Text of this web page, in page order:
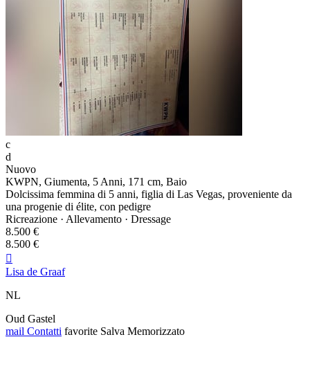
c
d
Nuovo
KWPN, Giumenta, 5 Anni, 171 cm, Baio
Dolcissima femmina di 5 anni, figlia di Las Vegas, proveniente da
una progenie di élite, con pedigre
Ricreazione · Allevamento · Dressage
8.500 €
8.500 €

Lisa de Graaf
NL
Oud Gastel
mail Contatti favorite Salva Memorizzato